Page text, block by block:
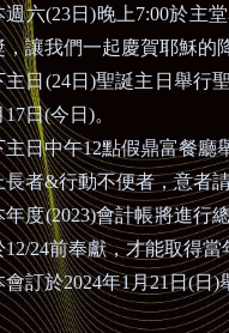
週六(23日)晚上7:00於主
，讓我們一起慶賀耶穌的
主日 (24日 )聖誕主日舉行
17日(今日 )。
主日中午12點假鼎富餐廳
長者&行動不便者，意者
年度(2023)會計帳將進行
12/24前奉獻，才能取得當
會訂於2024年1月21日(日)